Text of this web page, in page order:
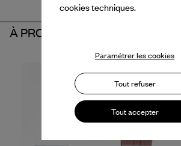
À PROPOS DU PARTENAIRE
cookies techniques.
Paramétrer les cookies
Tout refuser
Tout accepter